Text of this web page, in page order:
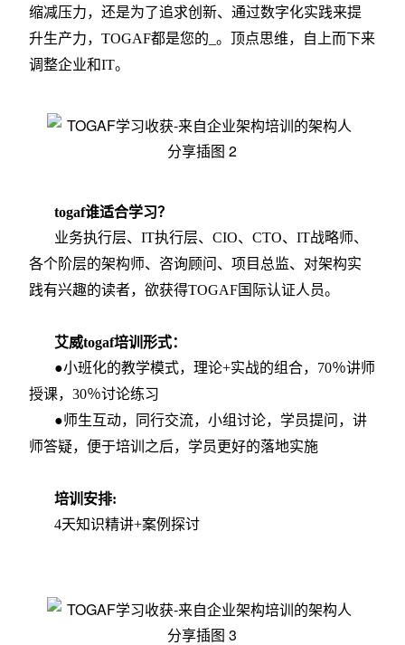
缩减压力，还是为了追求创新、通过数字化实践来提
升生产力，TOGAF都是您的_。顶点思维，自上而下来
调整企业和IT。
togaf谁适合学习？
业务执行层、IT执行层、CIO、CTO、IT战略师、
各个阶层的架构师、咨询顾问、项目总监、对架构实
践有兴趣的读者，欲获得TOGAF国际认证人员。
艾威togaf培训形式：
●小班化的教学模式，理论+实战的组合， 70％讲师
授课，30％讨论练习
●师生互动，同行交流，小组讨论，学员提问，讲
师答疑，便于培训之后，学员更好的落地实施
培训安排:
4天知识精讲+案例探讨